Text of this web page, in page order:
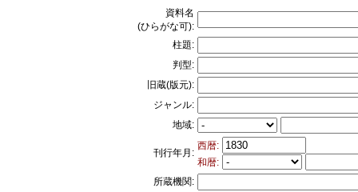
資料名
(ひらがな可):
柱題:
判型:
旧蔵(版元):
ジャンル:
地域:
刊行年月:
西暦:
和暦:
所蔵機関: